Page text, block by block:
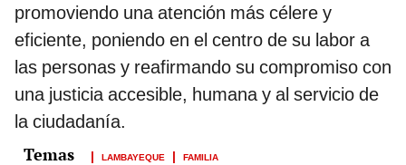
promoviendo una atención más célere y
eficiente, poniendo en el centro de su labor a
las personas y reafirmando su compromiso con
una justicia accesible, humana y al servicio de
la ciudadanía.
LAMBAYEQUE FAMILIA